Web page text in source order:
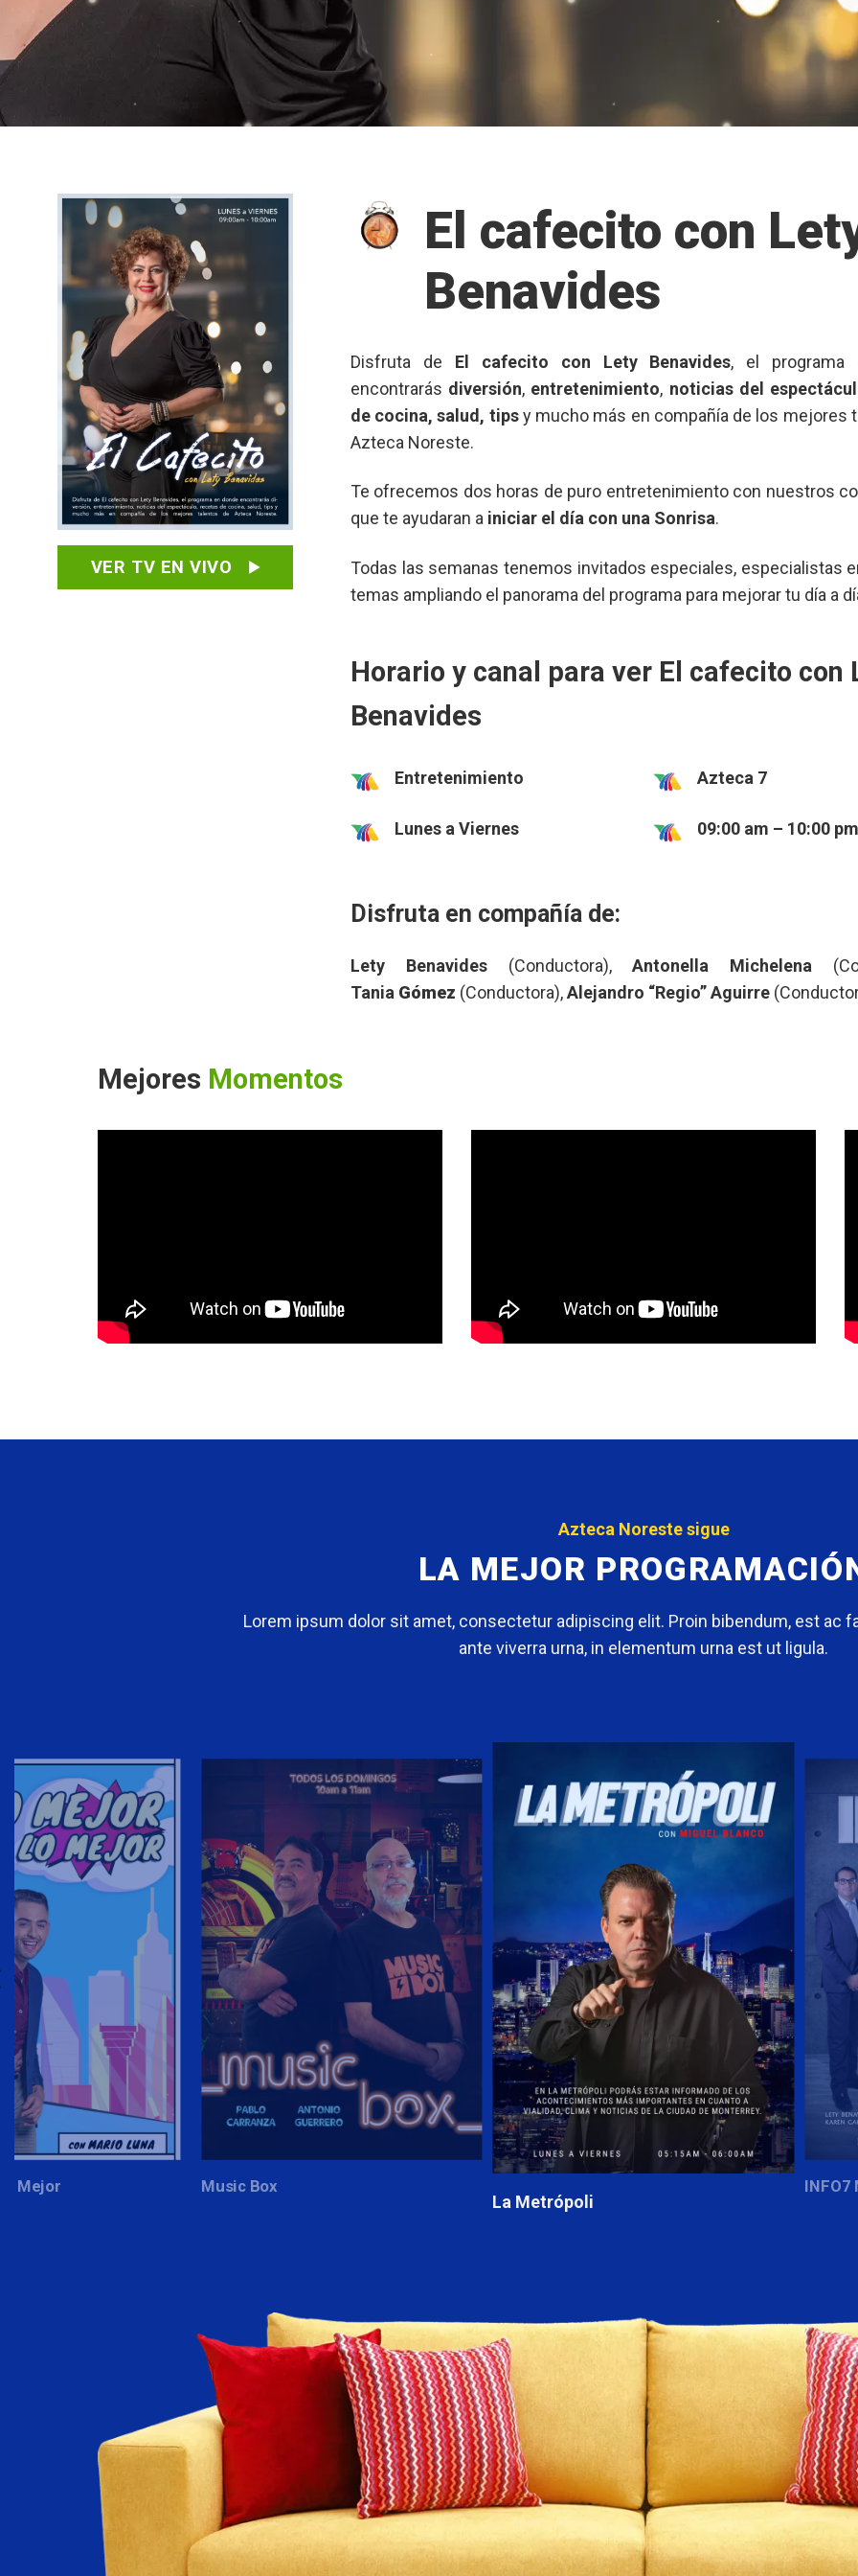
VER TV EN VIVO
El cafecito con
Benavides
Disfruta de El cafecito con Lety Benavides, el programa
encontrarás diversión, entretenimiento, noticias del
de cocina, salud, tipsy mucho más en compañía de los mejores
Azteca Noreste.
Te ofrecemos dos horas de puro entretenimiento con nuestros
que te ayudaran a iniciar el día con una Sonrisa.
Todas las semanas tenemos invitados especiales, especialistas
temas ampliando el panorama del programa para mejorar tu día a
Horario y canal para ver El cafecito con
Benavides
Entretenimiento Azteca 7
Lunes a Viernes 09:00 am – 10:00 pm
Disfruta en compañía de:
Lety Benavides (Conductora),Antonella Michelena
Tania Gómez (Conductora),Alejandro “Regio” Aguirre
Mejores Momentos
Azteca Noreste sigue
LA MEJOR
Lorem ipsum dolor sit amet, consectetur adipiscing elit. Proin bibendum, est ac
ante viverra urna, in elementum urna est ut ligula.
La Metrópoli
INFO7 Matutino